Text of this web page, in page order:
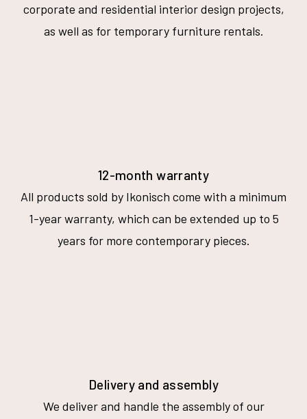
corporate and residential interior design projects,
as well as for temporary furniture rentals.
12-month warranty
All products sold by Ikonisch come with a minimum
1-year warranty, which can be extended up to 5
years for more contemporary pieces.
Delivery and assembly
We deliver and handle the assembly of our